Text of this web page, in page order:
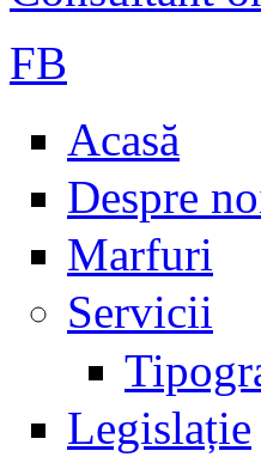
FB
Acasă
Despre
Marfuri
Servicii
Legislație